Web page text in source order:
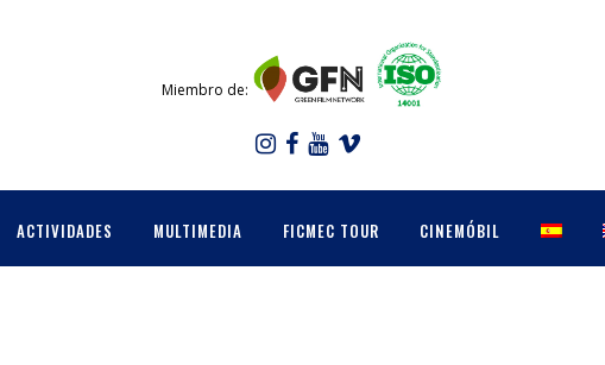
Miembro de:
ACTIVIDADES MULTIMEDIA FICMEC TOUR CINEMÓBIL